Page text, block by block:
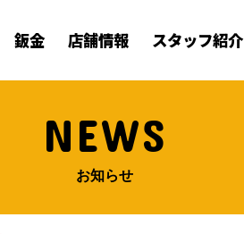
鈑金 店舗情報 スタッフ紹介
NEWS
お知らせ